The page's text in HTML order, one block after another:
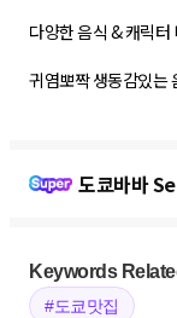
다양한 음식 & 캐릭
귀염뽀짝 생동감있는
도쿄바바
Keywords
#도쿄맛집